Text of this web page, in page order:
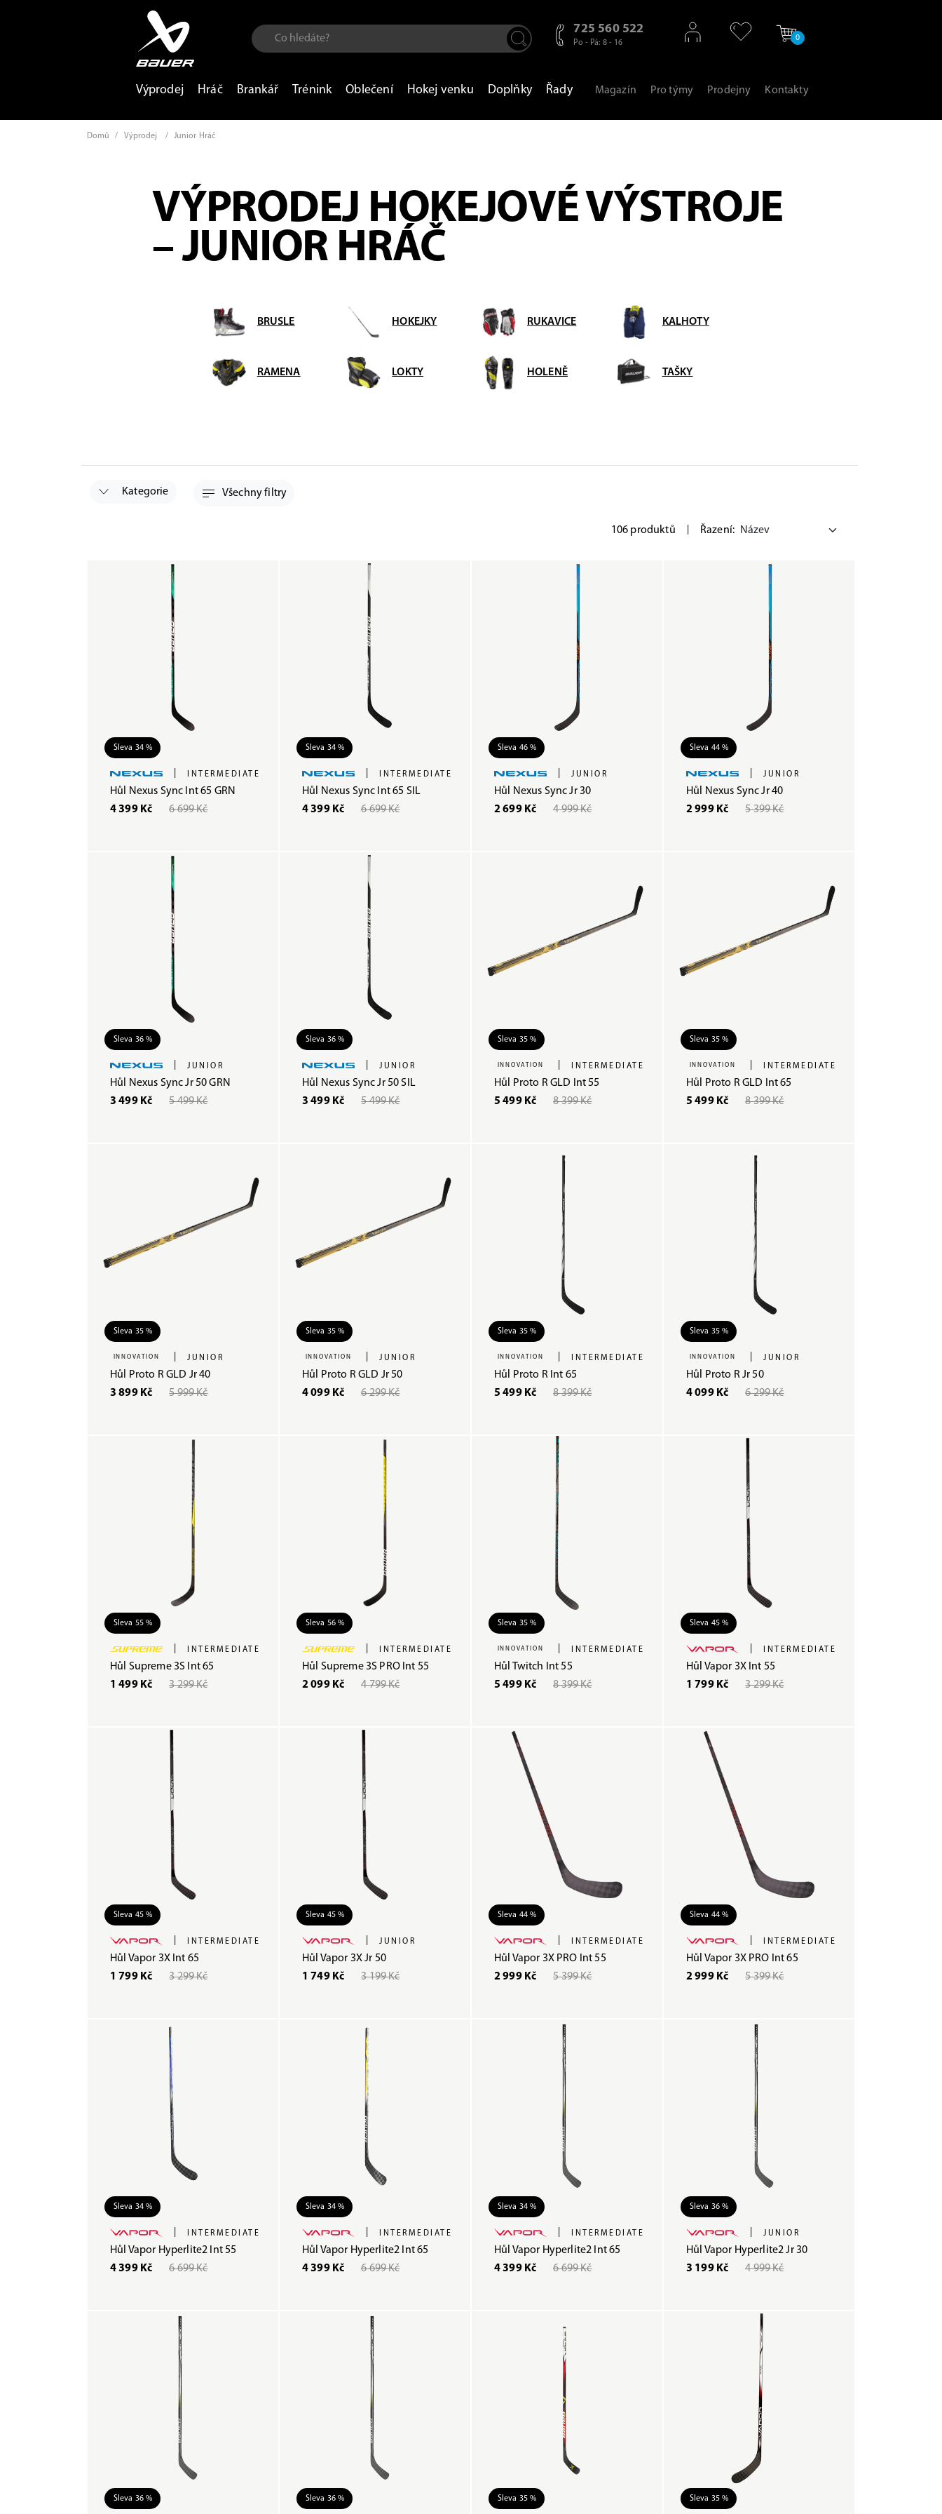
725 560 522
Po - Pá: 8 - 16
0
Výprodej Hráč Brankář Trénink Oblečení Hokej venku Doplňky Řady Magazín Pro týmy Prodejny Kontakty
Domů / Výprodej / Junior Hráč
VÝPRODEJ HOKEJOVÉ VÝSTROJE
– JUNIOR HRÁČ
BRUSLE HOKEJKY RUKAVICE KALHOTY
RAMENA LOKTY HOLENĚ TAŠKY
Kategorie Všechny filtry
106 produktů Řazení:
Sleva 34 %
INTERMEDIATE
Hůl Nexus Sync Int 65 GRN
4 399 Kč
6 699 Kč
Sleva 34 %
INTERMEDIATE
Hůl Nexus Sync Int 65 SIL
4 399 Kč
6 699 Kč
Sleva 46 %
JUNIOR
Hůl Nexus Sync Jr 30
2 699 Kč
4 999 Kč
Sleva 44 %
JUNIOR
Hůl Nexus Sync Jr 40
2 999 Kč
5 399 Kč
Sleva 36 %
JUNIOR
Hůl Nexus Sync Jr 50 GRN
3 499 Kč
5 499 Kč
Sleva 36 %
JUNIOR
Hůl Nexus Sync Jr 50 SIL
3 499 Kč
5 499 Kč
Sleva 35 %
INNOVATION INTERMEDIATE
Hůl Proto R GLD Int 55
5 499 Kč
8 399 Kč
Sleva 35 %
INNOVATION INTERMEDIATE
Hůl Proto R GLD Int 65
5 499 Kč
8 399 Kč
Sleva 35 %
INNOVATION JUNIOR
Hůl Proto R GLD Jr 40
3 899 Kč
5 999 Kč
Sleva 35 %
INNOVATION JUNIOR
Hůl Proto R GLD Jr 50
4 099 Kč
6 299 Kč
Sleva 35 %
INNOVATION INTERMEDIATE
Hůl Proto R Int 65
5 499 Kč
8 399 Kč
Sleva 35 %
INNOVATION JUNIOR
Hůl Proto R Jr 50
4 099 Kč
6 299 Kč
Sleva 55 %
INTERMEDIATE
Hůl Supreme 3S Int 65
1 499 Kč
3 299 Kč
Sleva 56 %
INTERMEDIATE
Hůl Supreme 3S PRO Int 55
2 099 Kč
4 799 Kč
Sleva 35 %
INNOVATION INTERMEDIATE
Hůl Twitch Int 55
5 499 Kč
8 399 Kč
Sleva 45 %
INTERMEDIATE
Hůl Vapor 3X Int 55
1 799 Kč
3 299 Kč
Sleva 45 %
INTERMEDIATE
Hůl Vapor 3X Int 65
1 799 Kč
3 299 Kč
Sleva 45 %
JUNIOR
Hůl Vapor 3X Jr 50
1 749 Kč
3 199 Kč
Sleva 44 %
INTERMEDIATE
Hůl Vapor 3X PRO Int 55
2 999 Kč
5 399 Kč
Sleva 44 %
INTERMEDIATE
Hůl Vapor 3X PRO Int 65
2 999 Kč
5 399 Kč
Sleva 34 %
INTERMEDIATE
Hůl Vapor Hyperlite2 Int 55
4 399 Kč
6 699 Kč
Sleva 34 %
INTERMEDIATE
Hůl Vapor Hyperlite2 Int 65
4 399 Kč
6 699 Kč
Sleva 34 %
INTERMEDIATE
Hůl Vapor Hyperlite2 Int 65
4 399 Kč
6 699 Kč
Sleva 36 %
JUNIOR
Hůl Vapor Hyperlite2 Jr 30
3 199 Kč
4 999 Kč
Sleva 36 % Sleva 36 % Sleva 35 % Sleva 35 %